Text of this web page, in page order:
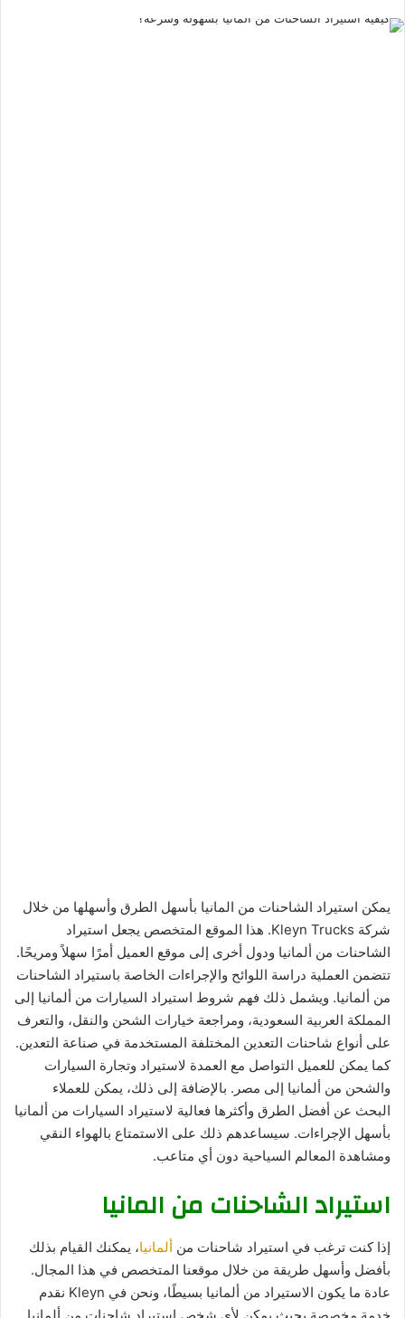
يمكن استيراد الشاحنات من المانيا بأسهل الطرق وأسهلها من خلال
شركة Kleyn Trucks. هذا الموقع المتخصص يجعل استيراد
الشاحنات من ألمانيا ودول أخرى إلى موقع العميل أمرًا سهلاً ومريحًا.
تتضمن العملية دراسة اللوائح والإجراءات الخاصة باستيراد الشاحنات
من ألمانيا. ويشمل ذلك فهم شروط استيراد السيارات من ألمانيا إلى
المملكة العربية السعودية، ومراجعة خيارات الشحن والنقل، والتعرف
على أنواع شاحنات التعدين المختلفة المستخدمة في صناعة التعدين.
كما يمكن للعميل التواصل مع العمدة لاستيراد وتجارة السيارات
والشحن من ألمانيا إلى مصر. بالإضافة إلى ذلك، يمكن للعملاء
البحث عن أفضل الطرق وأكثرها فعالية لاستيراد السيارات من ألمانيا
بأسهل الإجراءات. سيساعدهم ذلك على الاستمتاع بالهواء النقي
ومشاهدة المعالم السياحية دون أي متاعب.
استيراد الشاحنات من المانيا
إذا كنت ترغب في استيراد شاحنات من ألمانيا، يمكنك القيام بذلك
بأفضل وأسهل طريقة من خلال موقعنا المتخصص في هذا المجال.
عادة ما يكون الاستيراد من ألمانيا بسيطًا، ونحن في Kleyn نقدم
خدمة مخصصة بحيث يمكن لأي شخص استيراد شاحنات من ألمانيا